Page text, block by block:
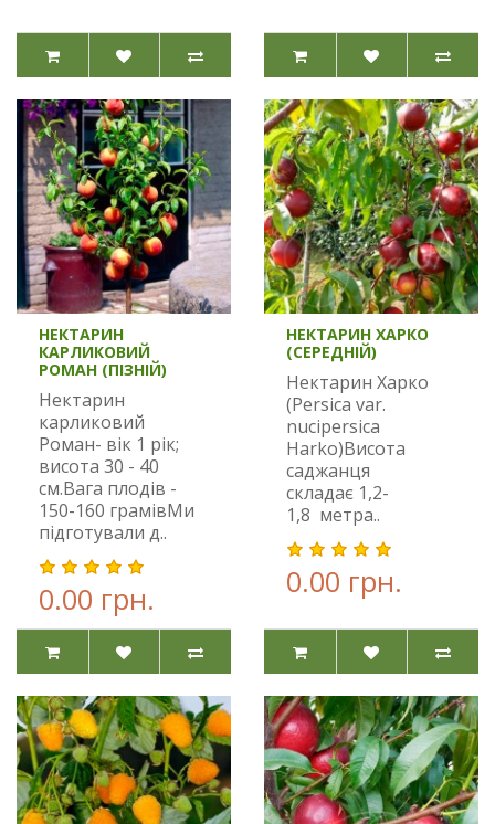
НЕКТАРИН
КАРЛИКОВИЙ
РОМАН (ПІЗНІЙ)
Нектарин
карликовий
Роман- вік 1 рік;
висота 30 - 40
см.Вага плодів -
150-160 грамівМи
підготували д..
0.00 грн.
НЕКТАРИН ХАРКО
(СЕРЕДНІЙ)
Нектарин Харко
(Persica var.
nucipersica
Harko)Висота
саджанця
складає 1,2-
1,8 метра..
0.00 грн.